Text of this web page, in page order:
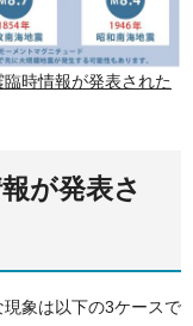
時情報が発表された
が発表さ
象は以下の3ケースで